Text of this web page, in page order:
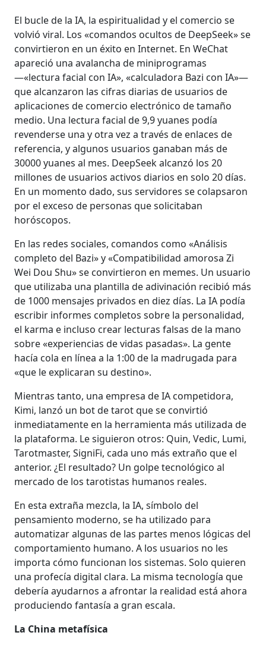
El bucle de la IA, la espiritualidad y el comercio se
volvió viral. Los «comandos ocultos de DeepSeek» se
convirtieron en un éxito en Internet. En WeChat
apareció una avalancha de miniprogramas
—«lectura facial con IA», «calculadora Bazi con IA»—
que alcanzaron las cifras diarias de usuarios de
aplicaciones de comercio electrónico de tamaño
medio. Una lectura facial de 9,9 yuanes podía
revenderse una y otra vez a través de enlaces de
referencia, y algunos usuarios ganaban más de
30000 yuanes al mes. DeepSeek alcanzó los 20
millones de usuarios activos diarios en solo 20 días.
En un momento dado, sus servidores se colapsaron
por el exceso de personas que solicitaban
horóscopos.
En las redes sociales, comandos como «Análisis
completo del Bazi» y «Compatibilidad amorosa Zi
Wei Dou Shu» se convirtieron en memes. Un usuario
que utilizaba una plantilla de adivinación recibió más
de 1000 mensajes privados en diez días. La IA podía
escribir informes completos sobre la personalidad,
el karma e incluso crear lecturas falsas de la mano
sobre «experiencias de vidas pasadas». La gente
hacía cola en línea a la 1:00 de la madrugada para
«que le explicaran su destino».
Mientras tanto, una empresa de IA competidora,
Kimi, lanzó un bot de tarot que se convirtió
inmediatamente en la herramienta más utilizada de
la plataforma. Le siguieron otros: Quin, Vedic, Lumi,
Tarotmaster, SigniFi, cada uno más extraño que el
anterior. ¿El resultado? Un golpe tecnológico al
mercado de los tarotistas humanos reales.
En esta extraña mezcla, la IA, símbolo del
pensamiento moderno, se ha utilizado para
automatizar algunas de las partes menos lógicas del
comportamiento humano. A los usuarios no les
importa cómo funcionan los sistemas. Solo quieren
una profecía digital clara. La misma tecnología que
debería ayudarnos a afrontar la realidad está ahora
produciendo fantasía a gran escala.
La China metafísica